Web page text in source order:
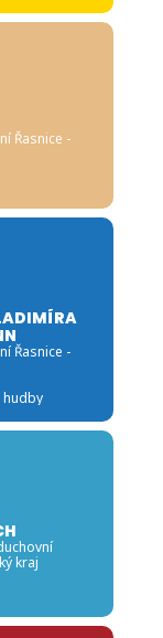
Řasnice -
Řasnice -
hudby
kraj